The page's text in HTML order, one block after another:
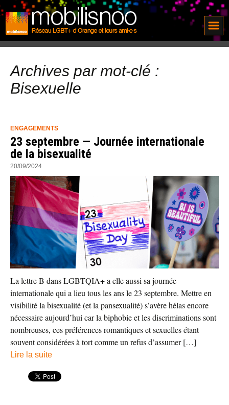
Archives par mot-clé :
Bisexuelle
ENGAGEMENTS
23 septembre — Journée internationale
de la bisexualité
20/09/2024
La lettre B dans LGBTQIA+ a elle aussi sa journée
internationale qui a lieu tous les ans le 23 septembre. Mettre en
visibilité la bisexualité (et la pansexualité) s’avère hélas encore
nécessaire aujourd’hui car la biphobie et les discriminations sont
nombreuses, ces préférences romantiques et sexuelles étant
souvent considérées à tort comme un refus d’assumer […]
Lire la suite